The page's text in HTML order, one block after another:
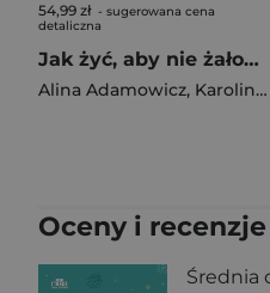
54,99 zł - sugerowana cena
detaliczna
Jak żyć, aby nie żałować
Alina Adamowicz, Karolina Nowakowska
Oceny i
Średnia